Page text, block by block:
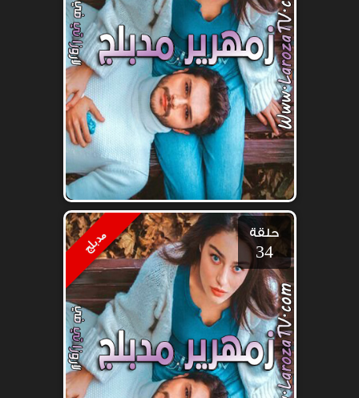
مدبلج حلقة
34